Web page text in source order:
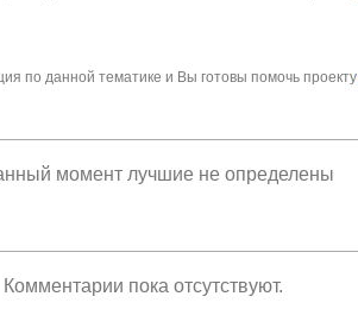
по данной тематике и Вы готовы помочь проекту
момент лучшие не определены
Комментарии пока отсутствуют.